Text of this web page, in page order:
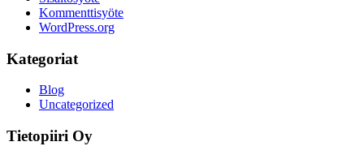
Kommenttisyöte
WordPress.org
Kategoriat
Blog
Uncategorized
Tietopiiri Oy